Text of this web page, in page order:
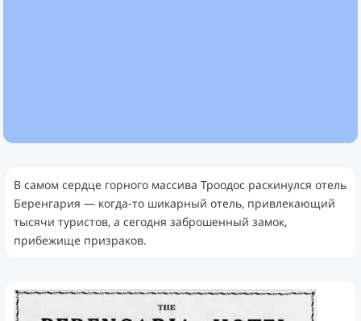
В самом сердце горного массива Троодос раскинулся отель
Беренгария — когда-то шикарный отель, привлекающий
тысячи туристов, а сегодня заброшенный замок,
прибежище призраков.